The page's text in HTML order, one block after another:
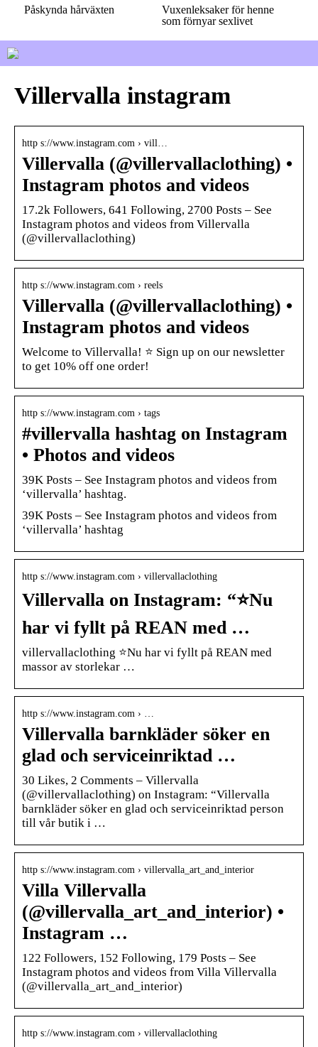
Påskynda hårväxten
Vuxenleksaker för henne
som förnyar sexlivet
Villervalla instagram
http s://www.instagram.com › vill…
Villervalla (@villervallaclothing) •
Instagram photos and videos
17.2k Followers, 641 Following, 2700 Posts – See
Instagram photos and videos from Villervalla
(@villervallaclothing)
http s://www.instagram.com › reels
Villervalla (@villervallaclothing) •
Instagram photos and videos
Welcome to Villervalla! ⭐️ Sign up on our newsletter
to get 10% off one order!
http s://www.instagram.com › tags
#villervalla hashtag on Instagram
• Photos and videos
39K Posts – See Instagram photos and videos from
‘villervalla’ hashtag.
39K Posts – See Instagram photos and videos from
‘villervalla’ hashtag
http s://www.instagram.com › villervallaclothing
Villervalla on Instagram: “⭐️Nu
har vi fyllt på REAN med …
villervallaclothing ⭐️Nu har vi fyllt på REAN med
massor av storlekar …
http s://www.instagram.com › …
Villervalla barnkläder söker en
glad och serviceinriktad …
30 Likes, 2 Comments – Villervalla
(@villervallaclothing) on Instagram: “Villervalla
barnkläder söker en glad och serviceinriktad person
till vår butik i …
http s://www.instagram.com › villervalla_art_and_interior
Villa Villervalla
(@villervalla_art_and_interior) •
Instagram …
122 Followers, 152 Following, 179 Posts – See
Instagram photos and videos from Villa Villervalla
(@villervalla_art_and_interior)
http s://www.instagram.com › villervallaclothing